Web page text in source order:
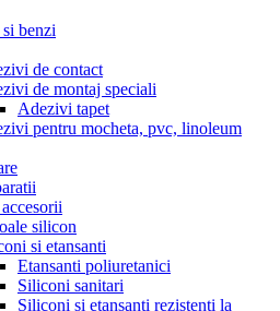
benzi
de contact
de montaj speciali
Adezivi tapet
pentru mocheta, pvc, linoleum
silicon
si etansanti
Etansanti poliuretanici
Siliconi sanitari
Siliconi si etansanti rezistenti la